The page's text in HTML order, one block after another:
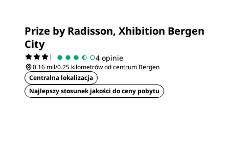
Prize by Radisson, Xhibition Bergen
City
| 4 opinie
0.16 mil/0.25 kilometrów od centrum Bergen
Centralna lokalizacja
Najlepszy stosunek jakości do ceny pobytu